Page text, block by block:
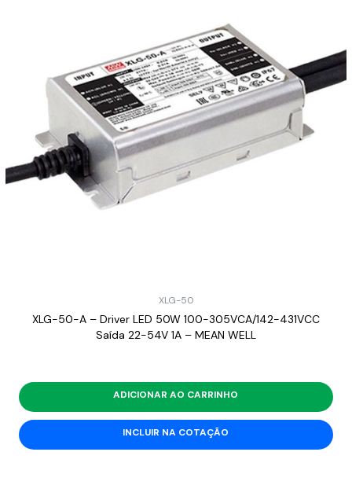
XLG-50
XLG-50-A – Driver LED 50W 100-305VCA/142-431VCC
Saída 22-54V 1A – MEAN WELL
ADICIONAR AO CARRINHO
INCLUIR NA COTAÇÃO